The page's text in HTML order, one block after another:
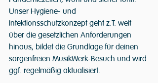
Unser Hygiene- und
Infektionsschutzkonzept geht z.T. weit
über die gesetzlichen Anforderungen
hinaus, bildet die Grundlage für deinen
sorgenfreien MusikWerk-Besuch und wird
ggf. regelmäßig aktualisiert.